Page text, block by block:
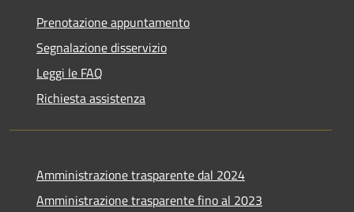
Prenotazione appuntamento
Segnalazione disservizio
Leggi le FAQ
Richiesta assistenza
Amministrazione trasparente dal 2024
Amministrazione trasparente fino al 2023